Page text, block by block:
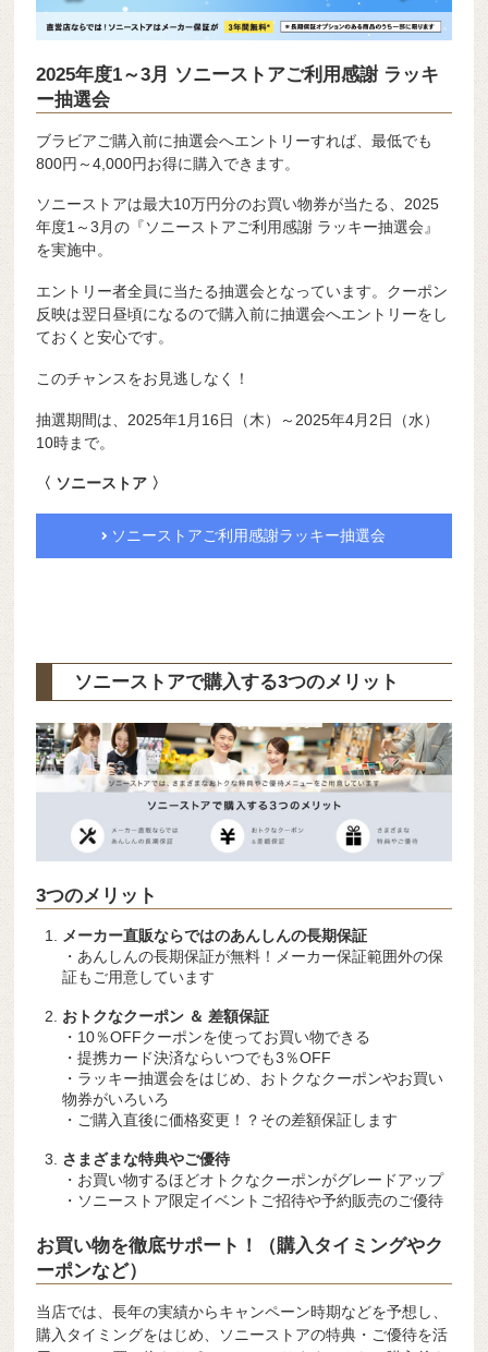
2025年度1～3月 ソニーストアご利用感謝 ラッキ
ー抽選会
ブラビアご購入前に抽選会へエントリーすれば、最低でも
800円～4,000円お得に購入できます。
ソニーストアは最大10万円分のお買い物券が当たる、2025
年度1～3月の『ソニーストアご利用感謝 ラッキー抽選会』
を実施中。
エントリー者全員に当たる抽選会となっています。クーポン
反映は翌日昼頃になるので購入前に抽選会へエントリーをし
ておくと安心です。
このチャンスをお見逃しなく！
抽選期間は、2025年1月16日（木）～2025年4月2日（水）
10時まで。
〈 ソニーストア 〉
ソニーストアご利用感謝ラッキー抽選会
ソニーストアで購入する3つのメリット
3つのメリット
メーカー直販ならではのあんしんの長期保証
・あんしんの長期保証が無料！メーカー保証範囲外の保
証もご用意しています
おトクなクーポン ＆ 差額保証
・10％OFFクーポンを使ってお買い物できる
・提携カード決済ならいつでも3％OFF
・ラッキー抽選会をはじめ、おトクなクーポンやお買い
物券がいろいろ
・ご購入直後に価格変更！？その差額保証します
さまざまな特典やご優待
・お買い物するほどオトクなクーポンがグレードアップ
・ソニーストア限定イベントご招待や予約販売のご優待
お買い物を徹底サポート！（購入タイミングやク
ーポンなど）
当店では、長年の実績からキャンペーン時期などを予想し、
購入タイミングをはじめ、ソニーストアの特典・ご優待を活